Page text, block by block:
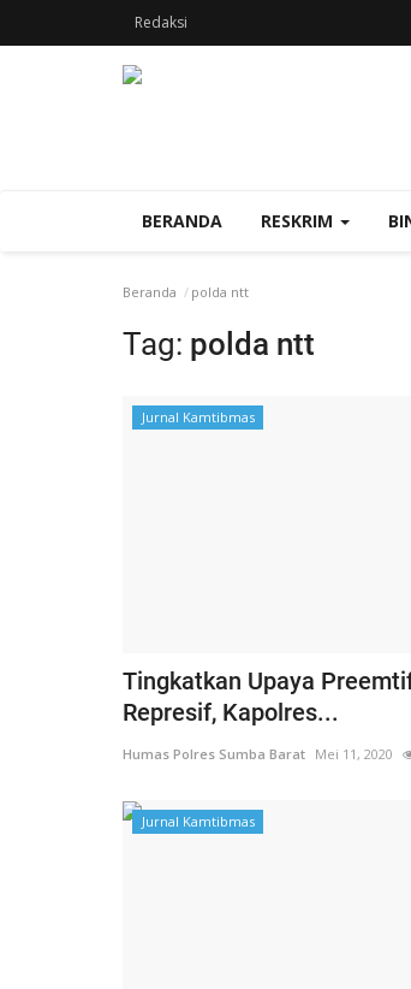
Redaksi
BERANDA RESKRIM
Beranda polda ntt
Tag: polda ntt
Jurnal Kamtibmas
Tingkatkan Upaya
Represif, Kapolres...
Humas Polres Sumba Barat Mei 11, 2020
Jurnal Kamtibmas